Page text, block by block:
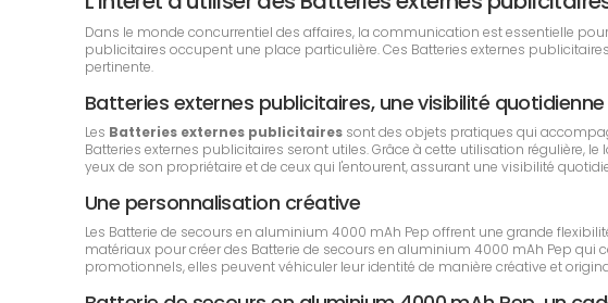
Dans le monde concurrentiel des affaires, la communication est essentielle
publicitaires occupent une place particulière. Ces Batteries externes
pertinente.
Batteries externes publicitaires, une visibilité quotidienne
Les Batteries externes publicitaires sont des objets pratiques qui
Batteries externes publicitaires seront utiles. Grâce à cette utilisation régulière,
yeux de son propriétaire et de ceux qui l'entourent, assurant une visibilité
Une personnalisation créative
Les Batterie de secours en aluminium 4000 mAh Pep offrent une grande
matériaux pour créer des Batterie de secours en aluminium 4000 mAh Pep
promotionnels, elles peuvent véhiculer leur identité de manière créative et